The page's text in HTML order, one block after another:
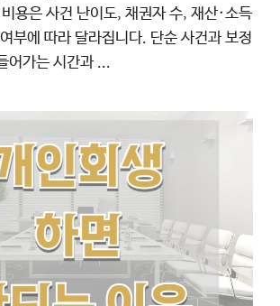
용은 사건 난이도, 채권자 수, 재산·소득
부에 따라 달라집니다. 단순 사건과 보정
어가는 시간과 ...